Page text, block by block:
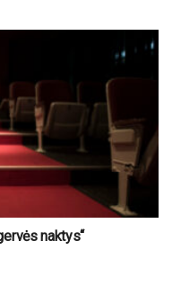
naktys“